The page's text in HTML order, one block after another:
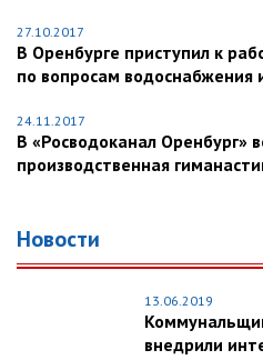
27.10.2017
В Оренбурге приступил к
по вопросам водоснабжения
24.11.2017
В «Росводоканал Оренбург»
производственная
Новости
13.06.2019
внедрили